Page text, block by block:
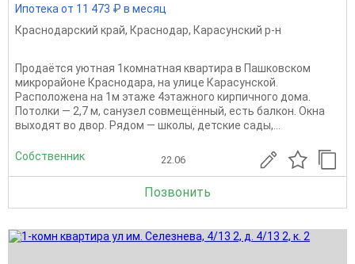
Ипотека от 11 473 ₽ в месяц
Краснодарский край, Краснодар, Карасунский р-н
Продаётся уютная 1комнатная квартира в Пашковском
микрорайоне Краснодара, на улице Карасунской.
Расположена на 1м этаже 4этажного кирпичного дома.
Потолки — 2,7 м, санузел совмещённый, есть балкон. Окна
выходят во двор. Рядом — школы, детские сады,...
Собственник 22.06
Позвонить